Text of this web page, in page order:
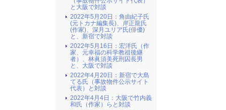
と大阪で対談
2022年5月20日：角由紀子氏
(元トカナ編集長)、岸正龍氏
(作家)、深月ユリア氏(俳優)
と、新宿で対談
2022年5月16日：宏洋氏（作
家、元幸福の科学教祖後継
者）、林眞須美死刑囚長男
と、大阪で対談
2022年4月20日：新宿で大島
てる氏（事故物件公示サイト
代表）と対談
2022年4月4日：大阪で竹内義
和氏（作家）らと対談